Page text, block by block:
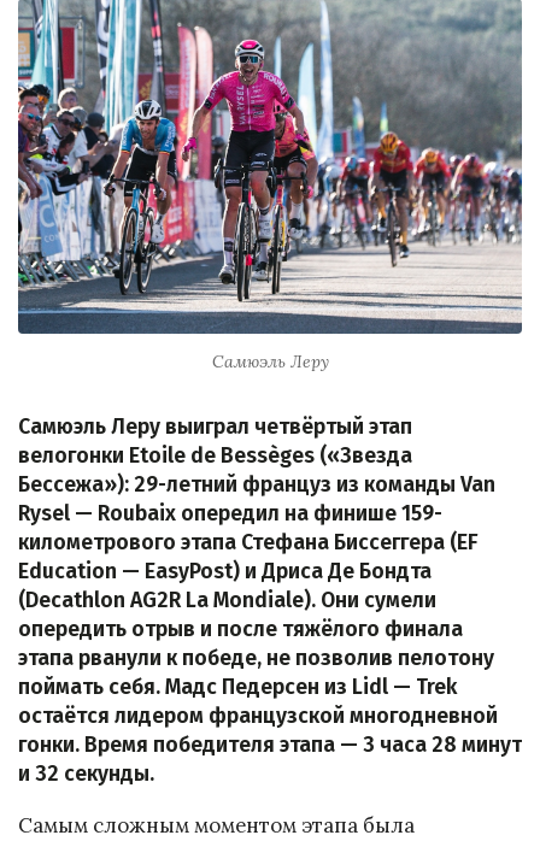
Самюэль Леру
Самюэль Леру выиграл четвёртый этап
велогонки Etoile de Bessèges («Звезда
Бессежа»): 29-летний француз из команды Van
Rysel — Roubaix опередил на финише 159-
километрового этапа Стефана Биссеггера (EF
Education — EasyPost) и Дриса Де Бондта
(Decathlon AG2R La Mondiale). Они сумели
опередить отрыв и после тяжёлого финала
этапа рванули к победе, не позволив пелотону
поймать себя. Мадс Педерсен из Lidl — Trek
остаётся лидером французской многодневной
гонки. Время победителя этапа — 3 часа 28 минут
и 32 секунды.
Самым сложным моментом этапа была